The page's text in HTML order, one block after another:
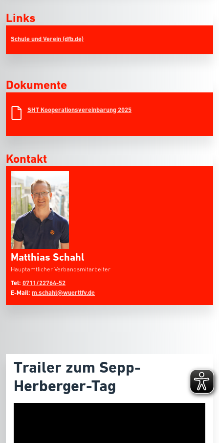
Links
Schule und Verein (dfb.de)
Dokumente
SHT Kooperationsvereinbarung 2025
Kontakt
Matthias Schahl
Hauptamtlicher Verbandsmitarbeiter
Tel: 0711/22764-52
E-Mail: m.schahl@wuerttfv.de
Trailer zum Sepp-
Herberger-Tag